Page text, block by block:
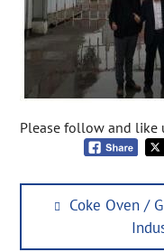
Please follow and like
Post
navigation
Previous
Coke Oven /